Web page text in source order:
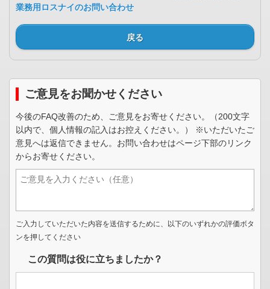
業務用ロスナイのお問い合わせ
戻る
ご意見をお聞かせください
今後のFAQ改善のため、ご意見をお寄せください。（200文字
以内で、個人情報の記入はお控えください。） ※いただいたご
意見へは返信できません。お問い合わせはページ下部のリンク
からお寄せください。
ご入力していただいた内容を送信するために、以下のいずれかの評価ボタ
ンを押してください
この質問は役に立ちましたか？